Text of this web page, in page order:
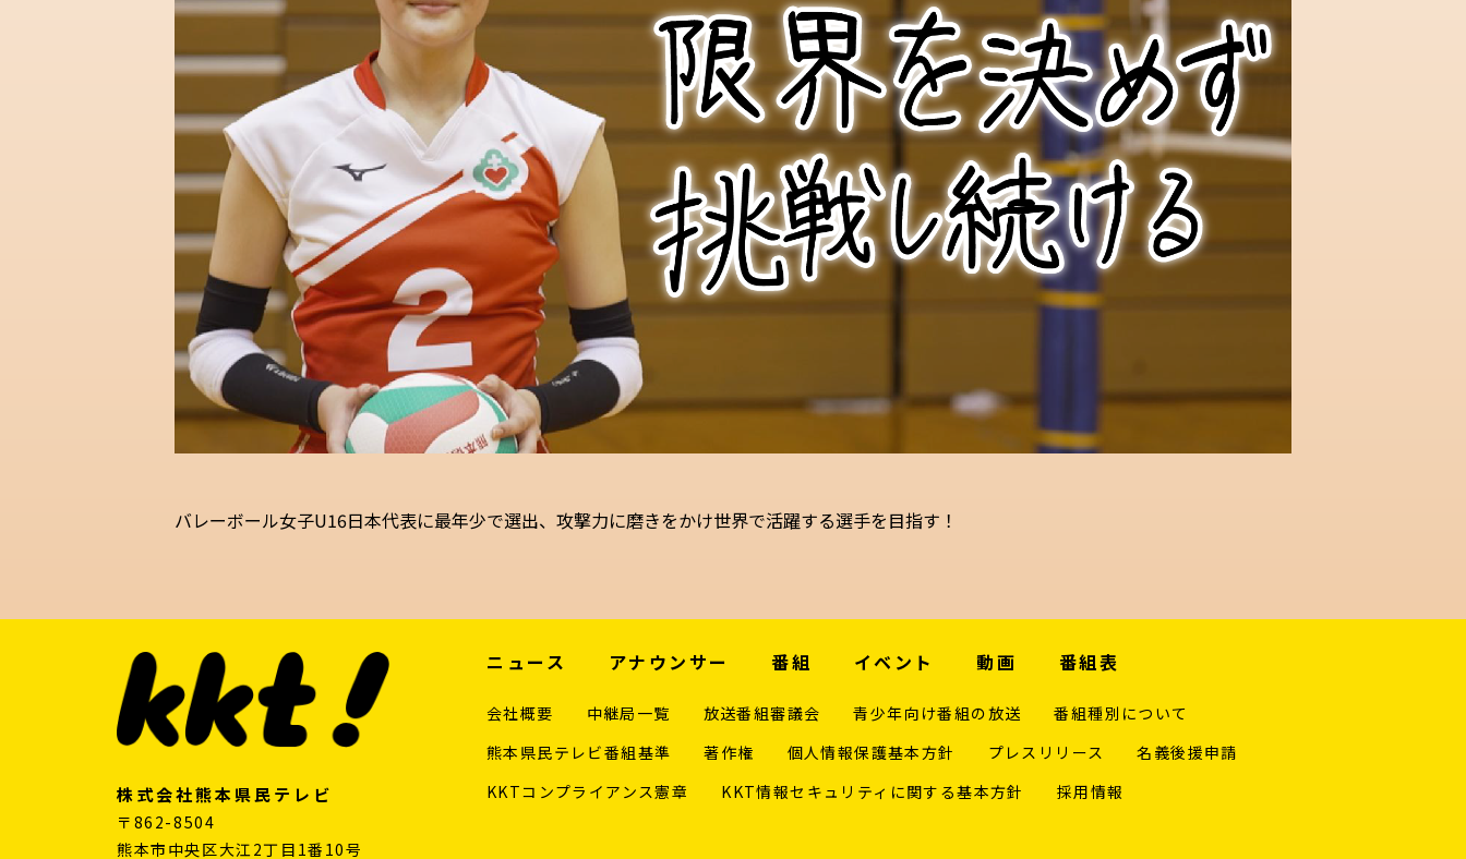
バレーボール女子U16日本代表に最年少で選出、攻撃力に磨きをかけ世界で活躍する選手を目指す！
株式会社熊本県民テレビ
〒862-8504
熊本市中央区大江2丁目1番10号
ニュース アナウンサー 番組 イベント 動画 番組表
会社概要 中継局一覧 放送番組審議会 青少年向け番組の放送
番組種別について
熊本県民テレビ番組基準
著作権 個人情報保護基本方針 プレスリリース
名義後援申請
KKTコンプライアンス憲章
KKT情報セキュリティに関する基本方針 採用情報